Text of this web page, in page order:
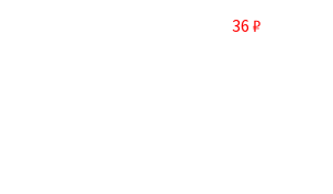
36 ₽